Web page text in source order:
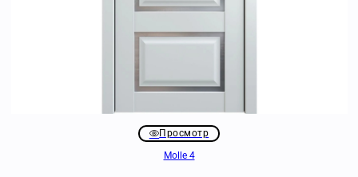
Просмотр
Molle 4